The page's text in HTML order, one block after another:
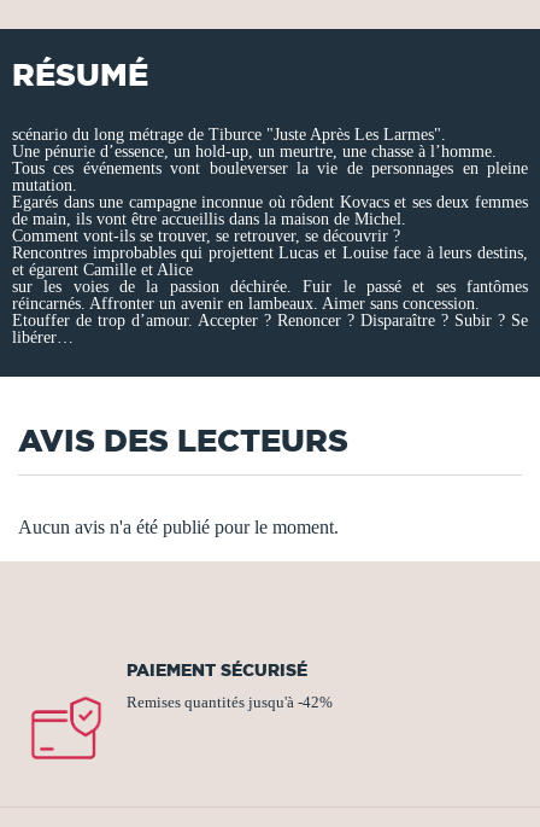
RÉSUMÉ
scénario du long métrage de Tiburce "Juste Après Les Larmes".
Une pénurie d’essence, un hold-up, un meurtre, une chasse à l’homme.
Tous ces événements vont bouleverser la vie de personnages en pleine
mutation.
Egarés dans une campagne inconnue où rôdent Kovacs et ses deux femmes
de main, ils vont être accueillis dans la maison de Michel.
Comment vont-ils se trouver, se retrouver, se découvrir ?
Rencontres improbables qui projettent Lucas et Louise face à leurs destins,
et égarent Camille et Alice
sur les voies de la passion déchirée. Fuir le passé et ses fantômes
réincarnés. Affronter un avenir en lambeaux. Aimer sans concession.
Etouffer de trop d’amour. Accepter ? Renoncer ? Disparaître ? Subir ? Se
libérer…
AVIS DES LECTEURS
Aucun avis n'a été publié pour le moment.
PAIEMENT SÉCURISÉ
Remises quantités jusqu'à -42%